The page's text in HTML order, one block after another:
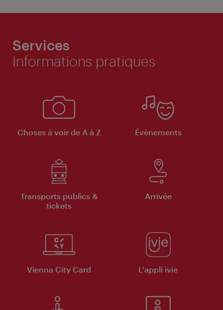
Services
Informations pratiques
Choses à voir de A à Z Évènements
Transports publics &
tickets
Arrivée
Vienna City Card L'appli ivie